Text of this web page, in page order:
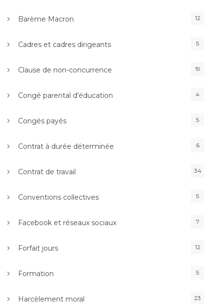
Barème Macron 12
Cadres et cadres dirigeants 5
Clause de non-concurrence 19
Congé parental d'éducation 4
Congés payés 5
Contrat à durée déterminée 6
Contrat de travail 34
Conventions collectives 5
Facebook et réseaux sociaux 7
Forfait jours 12
Formation 5
Harcèlement moral 23